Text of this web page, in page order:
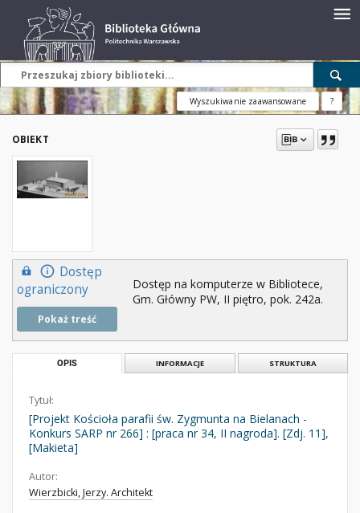
Wyszukiwanie zaawansowane ?
OBIEKT
Dostęp
ograniczony
Pokaż treść
Dostęp na komputerze w Bibliotece,
Gm. Główny PW, II piętro, pok. 242a.
OPIS INFORMACJE STRUKTURA
Tytuł:
[Projekt Kościoła parafii św. Zygmunta na Bielanach -
Konkurs SARP nr 266] : [praca nr 34, II nagroda]. [Zdj. 11],
[Makieta]
Autor:
Wierzbicki, Jerzy. Architekt